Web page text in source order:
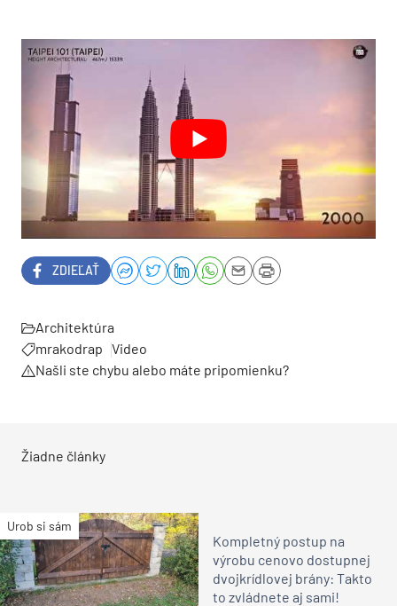
ZDIEĽAŤ
Architektúra
mrakodrap Video
Našli ste chybu alebo máte pripomienku?
Žiadne články
Urob si sám
Kompletný postup na
výrobu cenovo dostupnej
dvojkrídlovej brány: Takto
to zvládnete aj sami!